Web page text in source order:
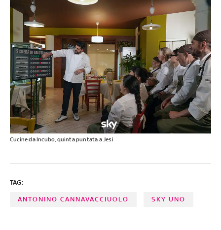
Cucine da Incubo, quinta puntata a Jesi
TAG:
ANTONINO CANNAVACCIUOLO SKY UNO